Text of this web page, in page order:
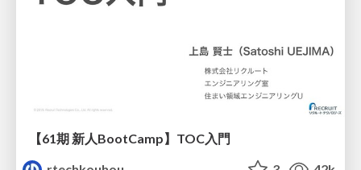
【61期 新人BootCamp】TOC入門